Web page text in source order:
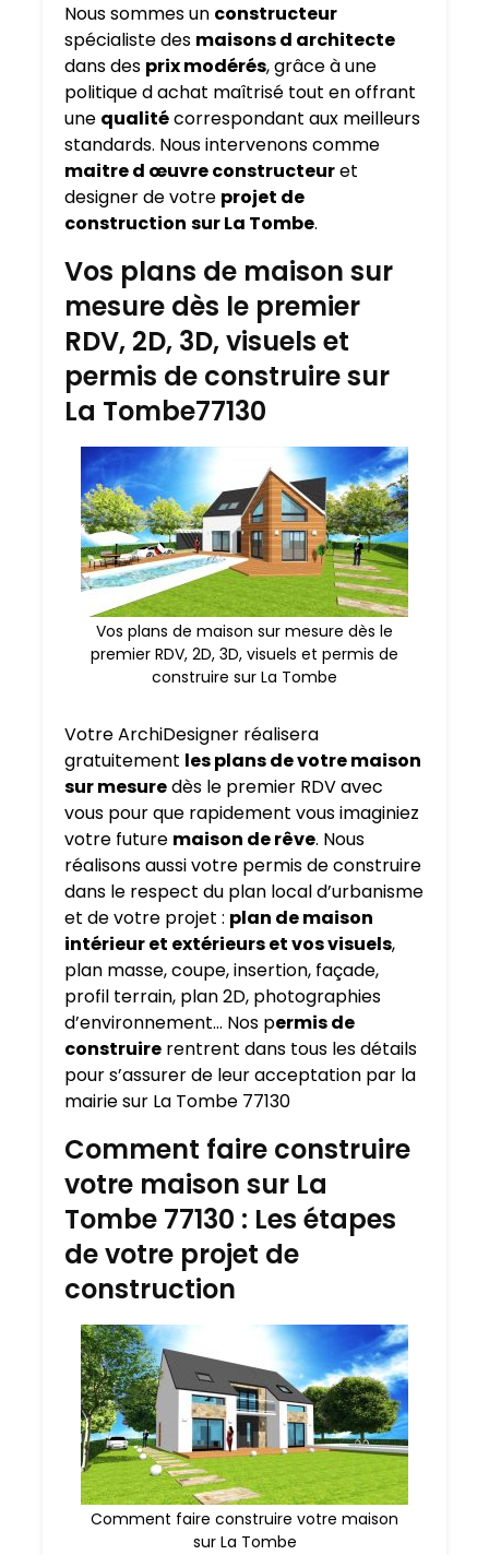
Nous sommes un constructeur
spécialiste des maisons d architecte
dans des prix modérés, grâce à une
politique d achat maîtrisé tout en offrant
une qualitécorrespondant aux meilleurs
standards. Nous intervenons comme
maitre d œuvre constructeuret
designer de votre projet de
construction sur La Tombe.
Vos plans de maison sur
mesure dès le premier
RDV, 2D, 3D, visuels et
permis de construire sur
La Tombe77130
Vos plans de maison sur mesure dès le
premier RDV, 2D, 3D, visuels et permis de
construire sur La Tombe
Votre ArchiDesigner réalisera
gratuitement les plans de votre maison
sur mesuredès le premier RDV avec
vous pour que rapidement vous imaginiez
votre future maison de rêve. Nous
réalisons aussi votre permis de construire
dans le respect du plan local d’urbanisme
et de votre projet : plan de maison
intérieur et extérieurs et vos visuels,
plan masse, coupe, insertion, façade,
profil terrain, plan 2D, photographies
d’environnement… Nos permis de
construire rentrent dans tous les détails
pour s’assurer de leur acceptation par la
mairie sur La Tombe 77130
Comment faire construire
votre maison sur La
Tombe 77130 : Les étapes
de votre projet de
construction
Comment faire construire votre maison
sur La Tombe